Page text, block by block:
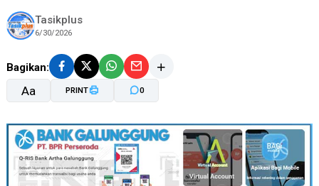
Tasikplus
6/30/2026
Bagikan:
Aa
A-
PRINT 0